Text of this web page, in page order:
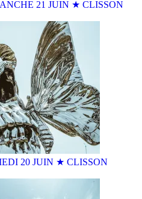
21 JUIN ★ CLISSON
20 JUIN ★ CLISSON